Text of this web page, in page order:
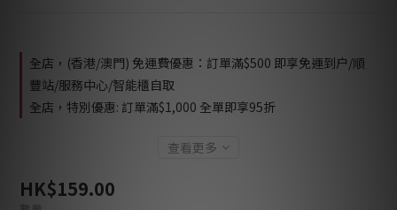
全店，(香港/澳門) 免運費優惠：訂單滿$500 即享免運到户/順
豐站/服務中心/智能櫃自取
全店，特別優惠: 訂單滿$1,000 全單即享95折
查看更多
HK$159.00